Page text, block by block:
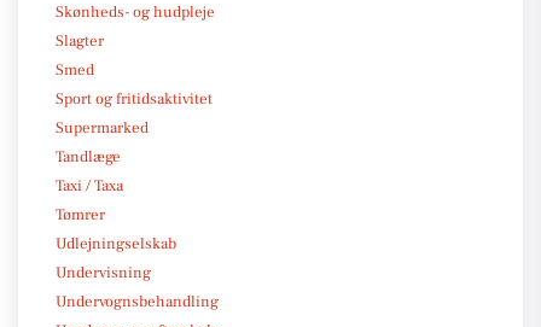
Skønheds- og hudpleje
Slagter
Smed
Sport og fritidsaktivitet
Supermarked
Tandlæge
Taxi / Taxa
Tømrer
Udlejningselskab
Undervisning
Undervognsbehandling